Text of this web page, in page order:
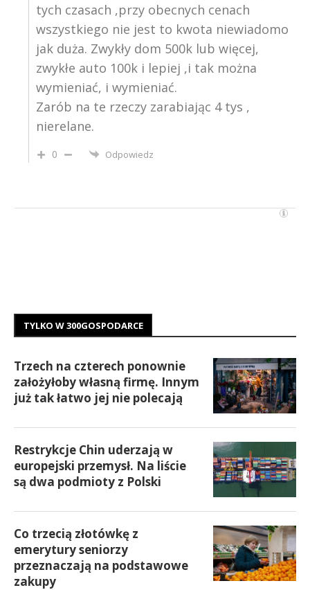
tych czasach ,przy obecnych cenach
wszystkiego nie jest to kwota niewiadomo
jak duża. Zwykły dom 500k lub więcej,
zwykłe auto 100k i lepiej ,i tak można
wymieniać, i wymieniać.
Zarób na te rzeczy zarabiając 4 tys ,
nierelane.
0 Odpowiedz
TYLKO W 300GOSPODARCE
Trzech na czterech ponownie
założyłoby własną firmę. Innym
już tak łatwo jej nie polecają
Restrykcje Chin uderzają w
europejski przemysł. Na liście
są dwa podmioty z Polski
Co trzecią złotówkę z
emerytury seniorzy
przeznaczają na podstawowe
zakupy